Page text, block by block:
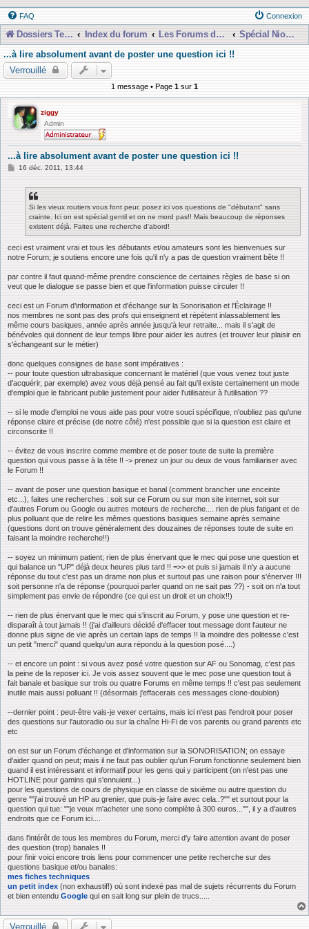
FAQ Connexion
Dossiers Techniques Index du forum Les Forums de Discussions
Spécial Nioubie Débutant
...à lire absolument avant de poster une question ici !!
Verrouillé
1 message • Page 1 sur 1
ziggy
Admin
...à lire absolument avant de poster une question ici !!
M
16 déc. 2011, 13:44
Si les vieux routiers vous font peur, posez ici vos questions de "débutant" sans
crainte. Ici on est spécial gentil et on ne mord pas!! Mais beaucoup de réponses
existent déjà. Faites une recherche d'abord!
ceci est vraiment vrai et tous les débutants et/ou amateurs sont les bienvenues sur
notre Forum; je soutiens encore une fois qu'il n'y a pas de question vraiment bête !!
par contre il faut quand-même prendre conscience de certaines règles de base si on
veut que le dialogue se passe bien et que l'information puisse circuler !!
ceci est un Forum d'information et d'échange sur la Sonorisation et l'Éclairage !!
nos membres ne sont pas des profs qui enseignent et répètent inlassablement les
même cours basiques, année après année jusqu'à leur retraite... mais il s'agit de
bénévoles qui donnent de leur temps libre pour aider les autres (et trouver leur plaisir en
s'échangeant sur le métier)
donc quelques consignes de base sont impératives :
-- pour toute question ultrabasique concernant le matériel (que vous venez tout juste
d’acquérir, par exemple) avez vous déjà pensé au fait qu'il existe certainement un mode
d'emploi que le fabricant publie justement pour aider l'utilisateur à l'utilisation ??
-- si le mode d'emploi ne vous aide pas pour votre souci spécifique, n'oubliez pas qu'une
réponse claire et précise (de notre côté) n'est possible que si la question est claire et
circonscrite !!
-- évitez de vous inscrire comme membre et de poser toute de suite la première
question qui vous passe à la tête !! -> prenez un jour ou deux de vous familiariser avec
le Forum !!
-- avant de poser une question basique et banal (comment brancher une enceinte
etc...), faites une recherches : soit sur ce Forum ou sur mon site internet, soit sur
d'autres Forum ou Google ou autres moteurs de recherche.... rien de plus fatigant et de
plus polluant que de relire les mêmes questions basiques semaine après semaine
(questions dont on trouve généralement des douzaines de réponses toute de suite en
faisant la moindre recherche!!)
-- soyez un minimum patient; rien de plus énervant que le mec qui pose une question et
qui balance un "UP" déjà deux heures plus tard !! =>> et puis si jamais il n'y a aucune
réponse du tout c'est pas un drame non plus et surtout pas une raison pour s'énerver !!!
soit personne n'a de réponse (pourquoi parler quand on ne sait pas ??) - soit on n'a tout
simplement pas envie de répondre (ce qui est un droit et un choix!!)
-- rien de plus énervant que le mec qui s'inscrit au Forum, y pose une question et re-
disparaît à tout jamais !! (j'ai d'ailleurs décidé d'effacer tout message dont l'auteur ne
donne plus signe de vie après un certain laps de temps !! la moindre des politesse c'est
un petit "merci" quand quelqu'un aura répondu à la question posé....)
-- et encore un point : si vous avez posé votre question sur AF ou Sonomag, c'est pas
la peine de la reposer ici. Je vois assez souvent que le mec pose une question tout à
fait banale et basique sur trois ou quatre Forums en même temps !! c'est pas seulement
inutile mais aussi polluant !! (désormais j'effacerais ces messages clone-doublon)
--dernier point : peut-être vais-je vexer certains, mais ici n'est pas l'endroit pour poser
des questions sur l'autoradio ou sur la chaîne Hi-Fi de vos parents ou grand parents etc
etc
on est sur un Forum d'échange et d'information sur la SONORISATION; on essaye
d'aider quand on peut; mais il ne faut pas oublier qu'un Forum fonctionne seulement bien
quand il est intéressant et informatif pour les gens qui y participent (on n'est pas une
HOTLINE pour gamins qui s'ennuient...)
pour les questions de cours de physique en classe de sixième ou autre question du
genre ""j'ai trouvé un HP au grenier, que puis-je faire avec cela..?"" et surtout pour la
question qui tue: ""je veux m'acheter une sono complète à 300 euros..."", il y a d'autres
endroits que ce Forum ici....
dans l'intérêt de tous les membres du Forum, merci d'y faire attention avant de poser
des question (trop) banales !!
pour finir voici encore trois liens pour commencer une petite recherche sur des
questions basique et/ou banales:
mes fiches techniques
un petit index (non exhaustif!) où sont indexé pas mal de sujets récurrents du Forum
et bien entendu Google qui en sait long sur plein de trucs.....
Verrouillé